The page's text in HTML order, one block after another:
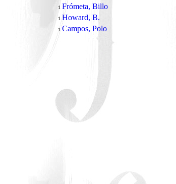
1 Frómeta, Billo
1 Howard, B.
1 Campos, Polo